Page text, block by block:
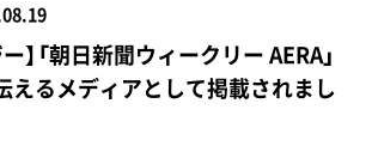
ー】「朝日新聞ウィークリー AERA」
えるメディアとして掲載されまし